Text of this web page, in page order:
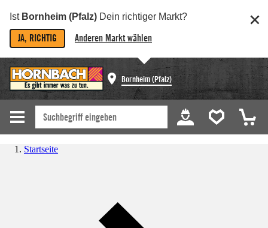
Ist Bornheim (Pfalz) Dein richtiger Markt?
JA, RICHTIG Anderen Markt wählen
Bornheim (Pfalz)
Startseite